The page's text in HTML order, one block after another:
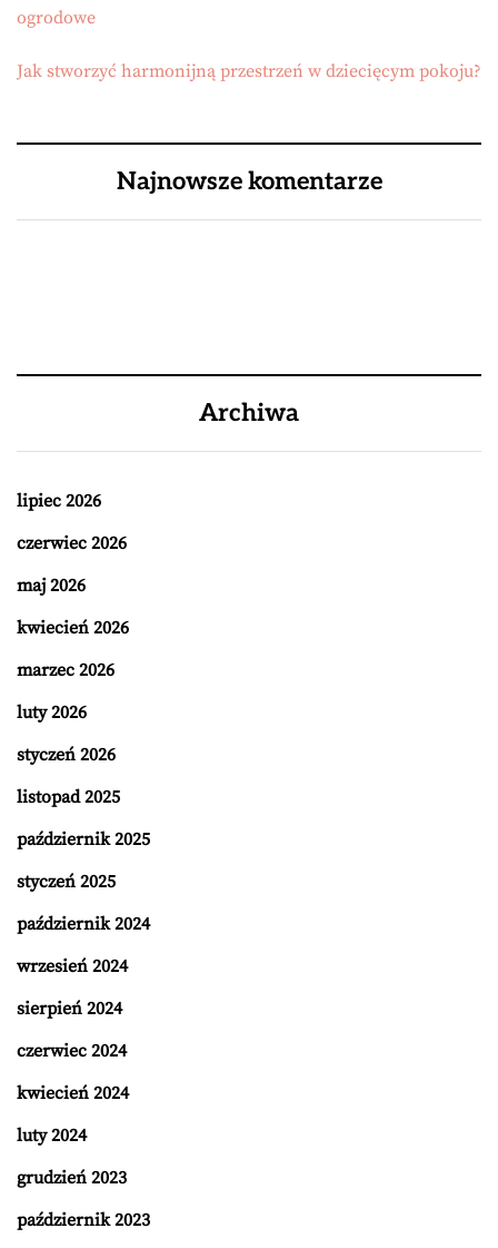
ogrodowe
Jak stworzyć harmonijną przestrzeń w dziecięcym pokoju?
Najnowsze komentarze
Archiwa
lipiec 2026
czerwiec 2026
maj 2026
kwiecień 2026
marzec 2026
luty 2026
styczeń 2026
listopad 2025
październik 2025
styczeń 2025
październik 2024
wrzesień 2024
sierpień 2024
czerwiec 2024
kwiecień 2024
luty 2024
grudzień 2023
październik 2023